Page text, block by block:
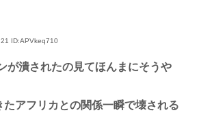
ID:APVkeq710
が潰されたの見てほんまにそうや
たアフリカとの関係一瞬で壊される